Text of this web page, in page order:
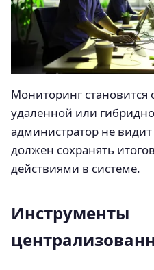
Мониторинг
удаленной или
администратор не
должен сохранять
действиями в системе.
Инструменты